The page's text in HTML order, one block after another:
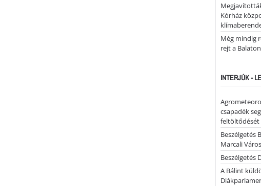
Kórház
Még mindig
rejt a Balaton
INTERJÚK -
csapadék
feltöltődését
Beszélgetés
Marcali
Beszélgetés
A Bálint